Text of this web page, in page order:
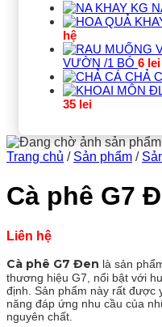
hệ
VƯỜN /1 BÓ 6 lei
CHẢ
35 lei
Trang chủ / Sản phẩm /
Cà phê G7
Liên hệ
Cà phê G7 Đen là sản
thương hiệu G7, nổi bật với
định. Sản phẩm này rất được
năng đáp ứng nhu cầu của
nguyên chất.